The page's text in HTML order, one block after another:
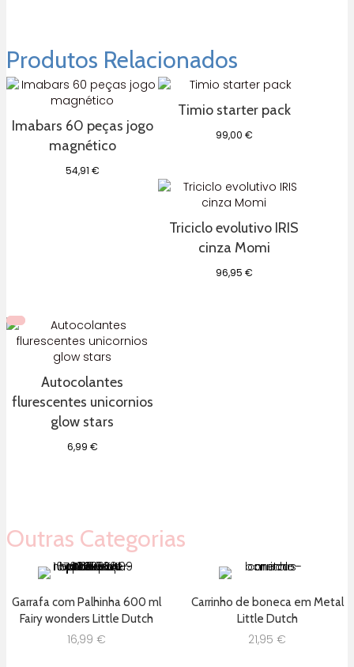
Produtos Relacionados
Imabars 60 peças jogo
magnético
54,91 €
Timio starter pack
99,00 €
Triciclo evolutivo IRIS
cinza Momi
96,95 €
Autocolantes
flurescentes unicornios
glow stars
6,99 €
Outras Categorias
Garrafa com Palhinha 600 ml
Fairy wonders Little Dutch
16,99 €
Carrinho de boneca em Metal
Little Dutch
21,95 €